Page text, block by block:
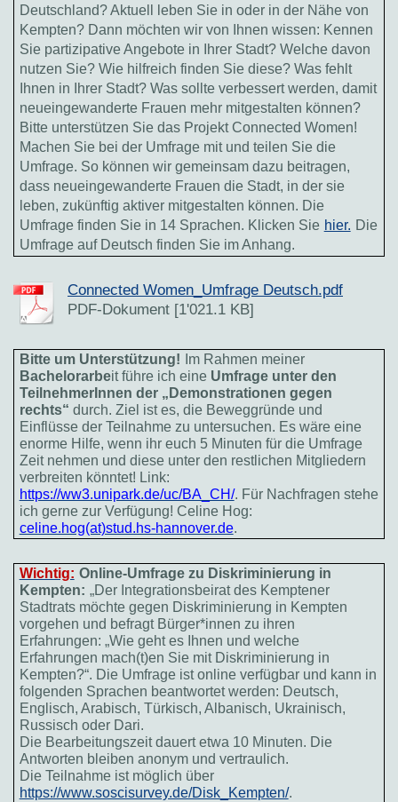
Deutschland? Aktuell leben Sie in oder in der Nähe von
Kempten? Dann möchten wir von Ihnen wissen: Kennen
Sie partizipative Angebote in Ihrer Stadt? Welche davon
nutzen Sie? Wie hilfreich finden Sie diese? Was fehlt
Ihnen in Ihrer Stadt? Was sollte verbessert werden, damit
neueingewanderte Frauen mehr mitgestalten können?
Bitte unterstützen Sie das Projekt Connected Women!
Machen Sie bei der Umfrage mit und teilen Sie die
Umfrage. So können wir gemeinsam dazu beitragen,
dass neueingewanderte Frauen die Stadt, in der sie
leben, zukünftig aktiver mitgestalten können. Die
Umfrage finden Sie in 14 Sprachen. Klicken Sie hier. Die
Umfrage auf Deutsch finden Sie im Anhang.
Connected Women_Umfrage Deutsch.pdf
PDF-Dokument [1'021.1 KB]
Bitte um Unterstützung!
Im Rahmen meiner
Bachelorarbeit führe ich eine Umfrage unter den
TeilnehmerInnen der „Demonstrationen gegen
rechts“ durch. Ziel ist es, die Beweggründe und
Einflüsse der Teilnahme zu untersuchen. Es wäre eine
enorme Hilfe, wenn ihr euch 5 Minuten für die Umfrage
Zeit nehmen und diese unter den restlichen Mitgliedern
verbreiten könntet! Link:
https://ww3.unipark.de/uc/BA_CH/. Für Nachfragen stehe
ich gerne zur Verfügung! Celine Hog:
celine.hog(at)stud.hs-hannover.de.
Wichtig: Online-Umfrage zu Diskriminierung in
Kempten: „Der Integrationsbeirat des Kemptener
Stadtrats möchte gegen Diskriminierung in Kempten
vorgehen und befragt Bürger*innen zu ihren
Erfahrungen: „Wie geht es Ihnen und welche
Erfahrungen mach(t)en Sie mit Diskriminierung in
Kempten?“. Die Umfrage ist online verfügbar und kann in
folgenden Sprachen beantwortet werden: Deutsch,
Englisch, Arabisch, Türkisch, Albanisch, Ukrainisch,
Russisch oder Dari.
Die Bearbeitungszeit dauert etwa 10 Minuten. Die
Antworten bleiben anonym und vertraulich.
Die Teilnahme ist möglich über
https://www.soscisurvey.de/Disk_Kempten/.